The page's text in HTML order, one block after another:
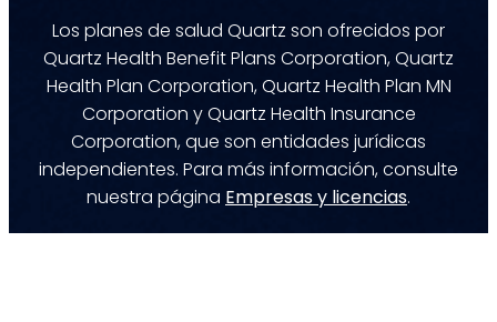
Los planes de salud Quartz son ofrecidos por
Quartz Health Benefit Plans Corporation, Quartz
Health Plan Corporation, Quartz Health Plan MN
Corporation y Quartz Health Insurance
Corporation, que son entidades jurídicas
independientes. Para más información, consulte
nuestra página Empresas y licencias.